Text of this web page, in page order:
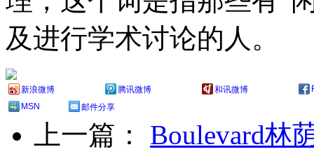
及进行学术讨论的人。
新浪微博 腾讯微博 和讯微博
MSN
邮件分享
上一篇： Boulevard林